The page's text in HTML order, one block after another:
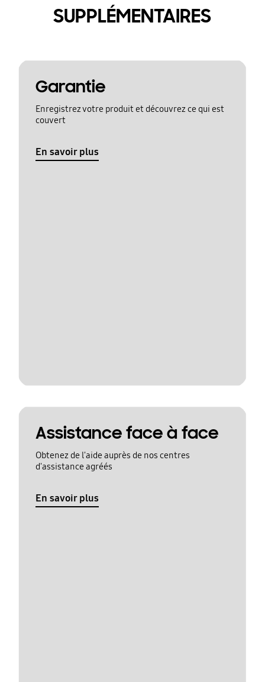
SUPPLÉMENTAIRES
Garantie
Enregistrez votre produit et découvrez ce qui est
couvert
En savoir plus
Assistance face à face
Obtenez de l'aide auprès de nos centres
d'assistance agréés
En savoir plus